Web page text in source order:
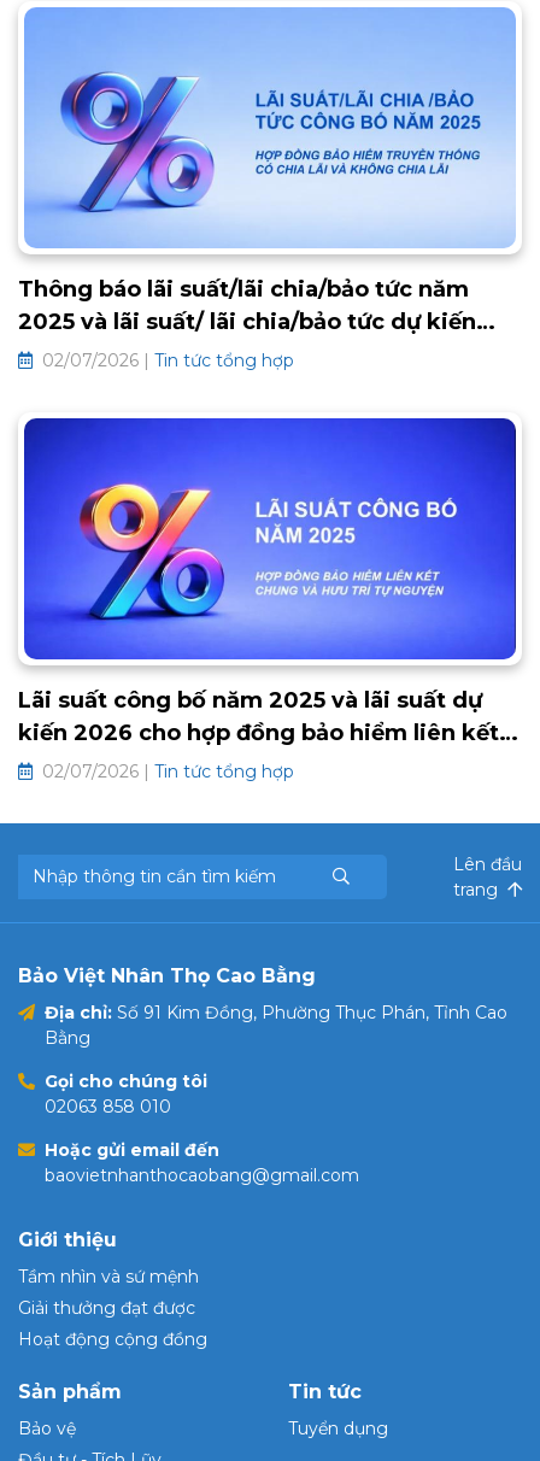
Loyalty 2026. Đây là lời cảm ơn chân thành từ trái tim, tiếp
Thông báo lãi suất/lãi chia/bảo tức năm
2025 và lãi suất/ lãi chia/bảo tức dự kiến
2026 các hợp đồng bảo hiểm truyền thống
02/07/2026 | Tin tức tổng hợp
Lãi suất công bố năm 2025 và lãi suất dự
kiến 2026 cho hợp đồng bảo hiểm liên kết
chung và hưu trí tự nguyện
02/07/2026 | Tin tức tổng hợp
Lên đầu
trang
Bảo Việt Nhân Thọ Cao Bằng
Địa chỉ: Số 91 Kim Đồng, Phường Thục Phán, Tỉnh Cao
Bằng
Gọi cho chúng tôi
02063 858 010
Hoặc gửi email đến
baovietnhanthocaobang@gmail.com
Giới thiệu
Tầm nhìn và sứ mệnh
Giải thưởng đạt được
Hoạt động cộng đồng
Sản phẩm
Bảo vệ
Tin tức
Tuyển dụng